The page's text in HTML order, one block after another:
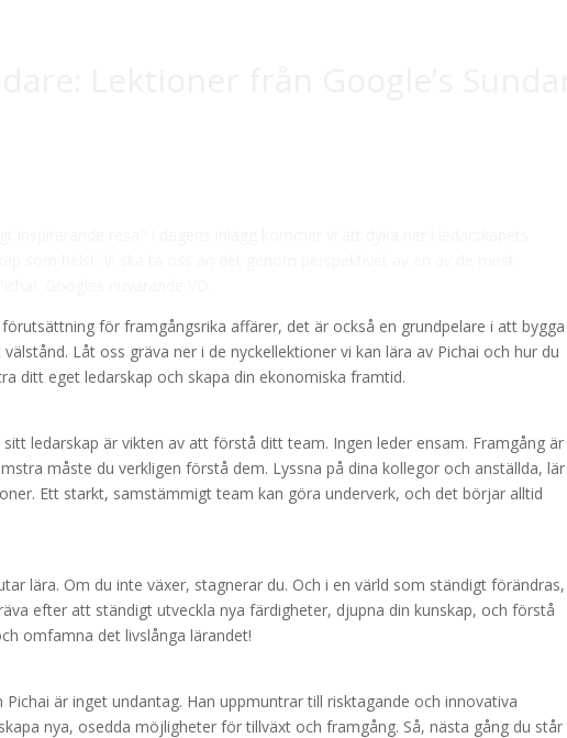
inspirerande resa? I dagens inlägg kommer vi att dyka ner i ledarskapets
som helst. Vi ska ta oss an det genom perspektivet av en av de mest
Googles nuvarande VD.
för framgångsrika affärer, det är också en grundpelare i att bygga
Låt oss gräva ner i de nyckellektioner vi kan lära av Pichai och hur du
ditt eget ledarskap och skapa din ekonomiska framtid.
ledarskap är vikten av att förstå ditt team. Ingen leder ensam. Framgång är
måste du verkligen förstå dem. Lyssna på dina kollegor och anställda, lär
Ett starkt, samstämmigt team kan göra underverk, och det börjar alltid
lära. Om du inte växer, stagnerar du. Och i en värld som ständigt förändras,
efter att ständigt utveckla nya färdigheter, djupna din kunskap, och förstå
omfamna det livslånga lärandet!
är inget undantag. Han uppmuntrar till risktagande och innovativa
nya, osedda möjligheter för tillväxt och framgång. Så, nästa gång du står